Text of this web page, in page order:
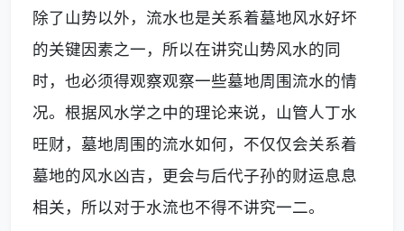
除了山势以外，流水也是关系着墓地风水好坏
的关键因素之一，所以在讲究山势风水的同
时，也必须得观察观察一些墓地周围流水的情
况。根据风水学之中的理论来说，山管人丁水
旺财，墓地周围的流水如何，不仅仅会关系着
墓地的风水凶吉，更会与后代子孙的财运息息
相关，所以对于水流也不得不讲究一二。